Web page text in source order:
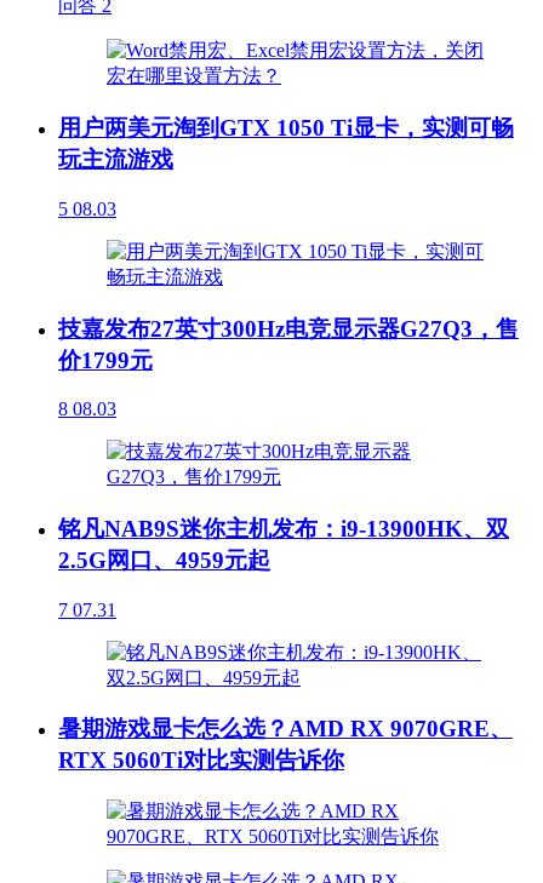
问答 2
用户两美元淘到GTX 1050 Ti显卡，实测可畅
玩主流游戏
5 08.03
技嘉发布27英寸300Hz电竞显示器G27Q3，售
价1799元
8 08.03
铭凡NAB9S迷你主机发布：i9-13900HK、双
2.5G网口、4959元起
7 07.31
暑期游戏显卡怎么选？AMD RX 9070GRE、
RTX 5060Ti对比实测告诉你